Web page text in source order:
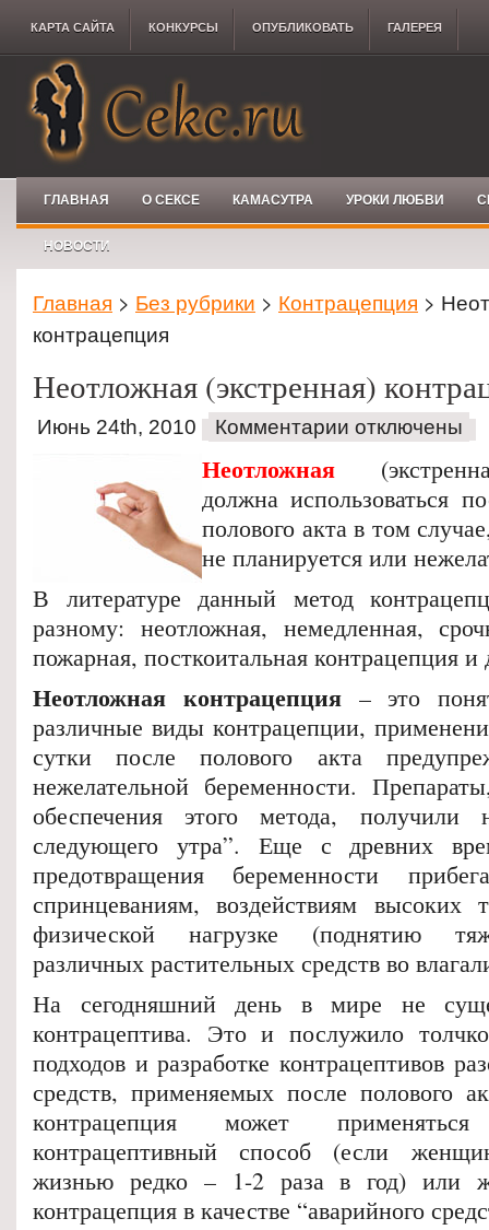
КАРТА САЙТА КОНКУРCЫ ОПУБЛИКОВАТЬ ГАЛЕРЕЯ
ГЛАВНАЯ О СЕКСЕ КАМАСУТРА УРОКИ ЛЮБВИ
НОВОСТИ
Главная > Без рубрики > Контрацепция >
контрацепция
Неотложная (экстренная)
Июнь 24th, 2010 Комментарии отключены
Неотложная
должна использоваться
полового акта в том
не планируется или
В литературе данный метод
разному: неотложная, немедленная,
пожарная, посткоитальная контрацепция и
Неотложная контрацепция– это
различные виды контрацепции,
сутки после полового акта
нежелательной беременности.
обеспечения этого метода, получили
следующего утра”. Еще с древних
предотвращения беременности
спринцеваниям, воздействиям высоких
физической нагрузке (поднятию
различных растительных средств во
На сегодняшний день в мире не
контрацептива. Это и послужило
подходов и разработке контрацептивов
средств, применяемых после полового
контрацепция может
контрацептивный способ (если
жизнью редко – 1-2 раза в год) или
контрацепция в качестве “аварийного